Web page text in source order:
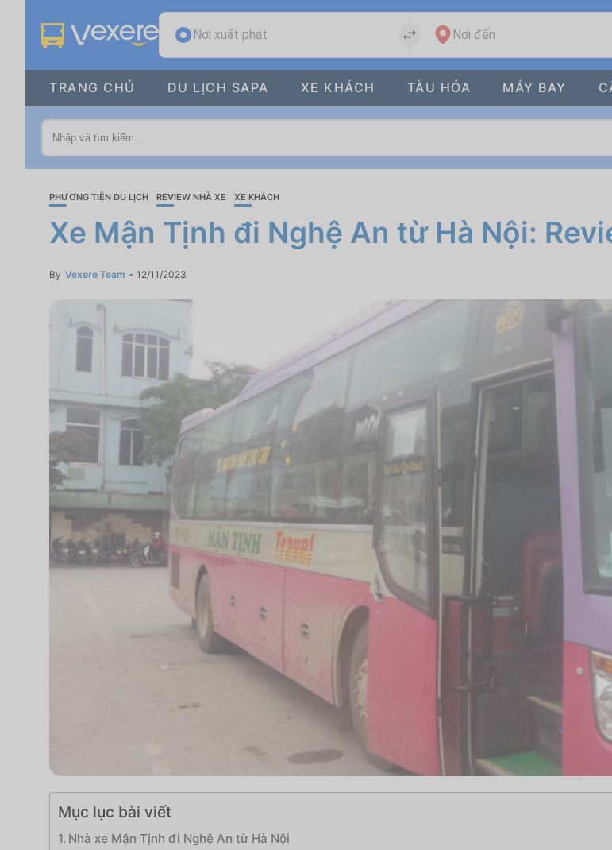
Nơi xuất phát Nơi đến
TRANG CHỦ DU LỊCH SAPA XE KHÁCH TÀU HỎA MÁY BAY
PHƯƠNG TIỆN DU LỊCH REVIEW NHÀ XE XE KHÁCH
Xe Mận Tịnh đi Nghệ An từ Hà Nội:
By Vexere Team 12/11/2023
Mục lục bài viết
Nhà xe Mận Tịnh đi Nghệ An từ Hà Nội